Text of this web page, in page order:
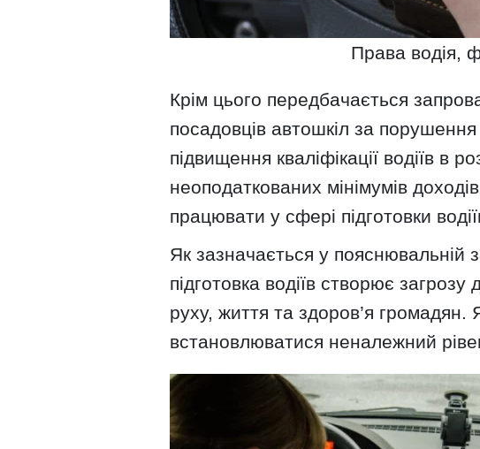
Права водія,
Крім цього передбачається
посадовців автошкіл за порушення
підвищення кваліфікації водіїв в
неоподаткованих мінімумів
працювати у сфері підготовки
Як зазначається у пояснювальній
підготовка водіїв створює
руху, життя та здоров’я
встановлюватися неналежний